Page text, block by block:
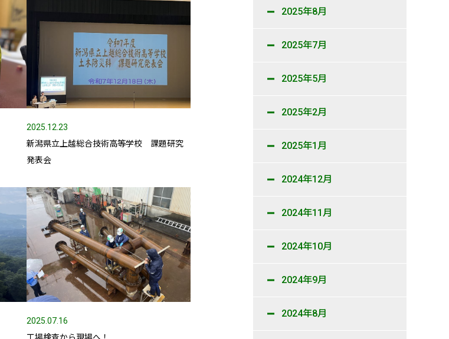
2025.12.23
新潟県立上越総合技術高等学校 課題研究
発表会
2025.07.16
2025年8月
2025年7月
2025年5月
2025年2月
2025年1月
2024年12月
2024年11月
2024年10月
2024年9月
2024年8月